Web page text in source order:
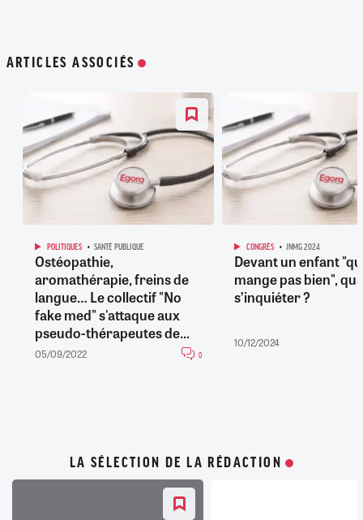
ARTICLES ASSOCIÉS
POLITIQUES SANTÉ PUBLIQUE
Ostéopathie,
aromathérapie, freins de
langue… Le collectif "No
fake med" s'attaque aux
pseudo-thérapeutes de...
05/09/2022 0
CONGRÈS JNMG 2024
Devant un enfant
mange pas bien",
s’inquiéter ?
10/12/2024
LA SÉLECTION DE LA RÉDACTION